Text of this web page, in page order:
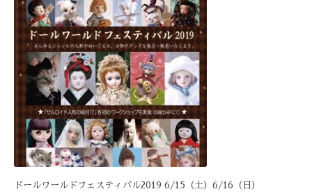
ドールワールドフェスティバル2019 6/15 （土） 6/16 （日）